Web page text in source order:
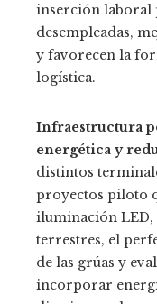
inserción laboral
desempleadas,
y favorecen la
logística.
Infraestructura
energética y
distintos
proyectos piloto
iluminación LED,
terrestres, el
de las grúas y
incorporar